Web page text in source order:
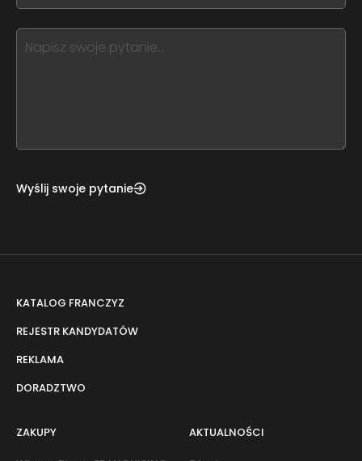
blank
this,
leave
Wyślij swoje pytanie
KATALOG FRANCZYZ
REJESTR KANDYDATÓW
REKLAMA
DORADZTWO
ZAKUPY AKTUALNOŚCI